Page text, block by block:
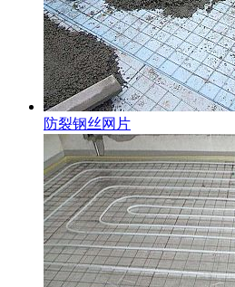
防裂钢丝网片